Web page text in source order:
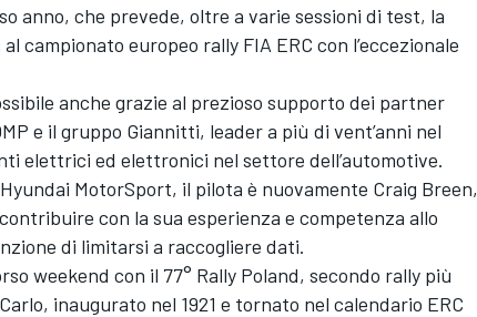
anno, che prevede, oltre a varie sessioni di test, la
campionato europeo rally FIA ERC con l’eccezionale
anche grazie al prezioso supporto dei partner
e il gruppo Giannitti, leader a più di vent’anni nel
elettrici ed elettronici nel settore dell’automotive.
MotorSport, il pilota è nuovamente Craig Breen,
con la sua esperienza e competenza allo
di limitarsi a raccogliere dati.
weekend con il 77° Rally Poland, secondo rally più
inaugurato nel 1921 e tornato nel calendario ERC